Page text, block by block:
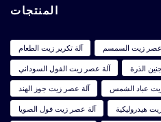
المنتجات
آلة تكرير زيت الطعام عصر زيت السمسم
آلة عصر زيت الفول السوداني
الذرة
آلة عصر زيت جوز الهند
عباد الشمس
آلة عصر زيت فول الصويا
هيدروليكية